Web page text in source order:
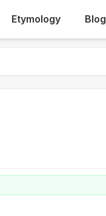
Etymology Blog